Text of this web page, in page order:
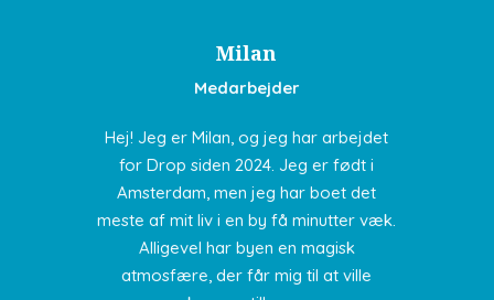
Milan
Medarbejder
Hej! Jeg er Milan, og jeg har arbejdet
for Drop siden 2024. Jeg er født i
Amsterdam, men jeg har boet det
meste af mit liv i en by få minutter væk.
Alligevel har byen en magisk
atmosfære, der får mig til at ville